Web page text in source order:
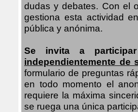
dudas y debates. Con el
gestiona esta actividad
pública y anónima.
Se invita a
independientemente
formulario de preguntas
en todo momento el
requiere la máxima
se ruega una única